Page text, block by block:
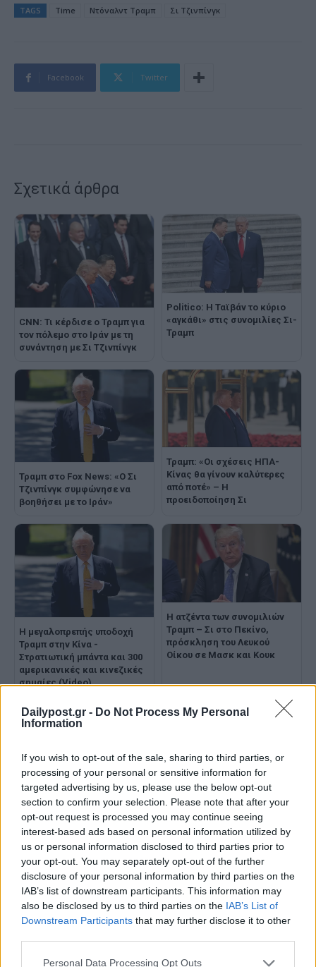
Dailypost.gr - Do Not Process My Personal
Information
If you wish to opt-out of the sale, sharing to third parties, or
processing of your personal or sensitive information for
targeted advertising by us, please use the below opt-out
section to confirm your selection. Please note that after your
opt-out request is processed you may continue seeing
interest-based ads based on personal information utilized by
us or personal information disclosed to third parties prior to
your opt-out. You may separately opt-out of the further
disclosure of your personal information by third parties on the
IAB’s list of downstream participants. This information may
also be disclosed by us to third parties on the IAB’s List of
Downstream Participants that may further disclose it to other
Personal Data Processing Opt Outs
TAGS Time Ντόναλντ Τραμπ Σι Τζινπίνγκ
Facebook Twitter
Σχετικά άρθρα
CNN: Τι κέρδισε ο Τραμπ για
τον πόλεμο στο Ιράν με τη
συνάντηση με Σι Τζινπίνγκ
Politico: Η Ταϊβάν το κύριο
«αγκάθι» στις συνομιλίες Σι-
Τραμπ
Τραμπ στο Fox News: «Ο Σι
Τζινπίνγκ συμφώνησε να
βοηθήσει με το Ιράν»
Τραμπ: «Οι σχέσεις ΗΠΑ-
Κίνας θα γίνουν καλύτερες
από ποτέ» – Η
προειδοποίηση Σι
Η μεγαλοπρεπής υποδοχή
Τραμπ στην Κίνα -
Στρατιωτική μπάντα και 300
αμερικανικές και κινεζικές
σημαίες (Video)
Η ατζέντα των συνομιλιών
Τραμπ – Σι στο Πεκίνο,
πρόσκληση του Λευκού
Οίκου σε Μασκ και Κουκ
Συνάντηση Τραμπ με Σι
Τζινπίνγκ: Τι βρίσκεται στο
τραπέζι και τι θα μπορούσε
να πάει στραβά
The Guardian: Στο Πεκίνο ο
Τραμπ με την πλάτη στον
τοίχο